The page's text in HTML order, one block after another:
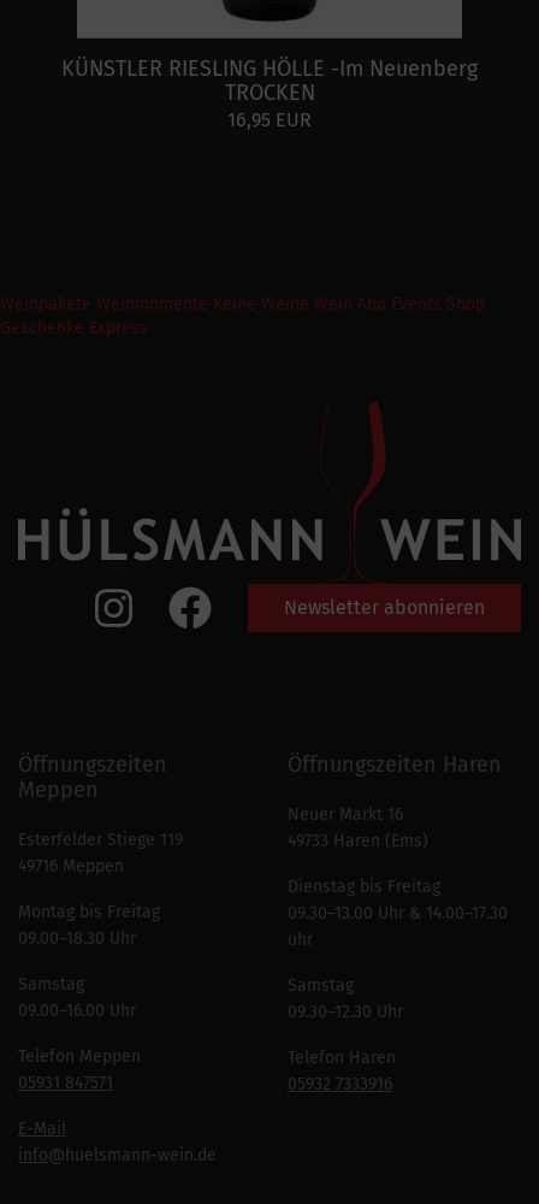
KÜNSTLER RIESLING HÖLLE -Im Neuenberg
TROCKEN
16,95 EUR
Weinpakete Weinmomente Keine Weine Wein Abo Events Shop
Geschenke Express
Newsletter abonnieren
Öffnungszeiten
Meppen
Esterfelder Stiege 119
49716 Meppen
Montag bis Freitag
09.00–18.30 Uhr
Samstag
09.00–16.00 Uhr
Telefon Meppen
05931 847571
E-Mail
info@huelsmann-wein.de
Öffnungszeiten Haren
Neuer Markt 16
49733 Haren (Ems)
Dienstag bis Freitag
09.30–13.00 Uhr & 14.00–17.30
uhr
Samstag
09.30–12.30 Uhr
Telefon Haren
05932 7333916